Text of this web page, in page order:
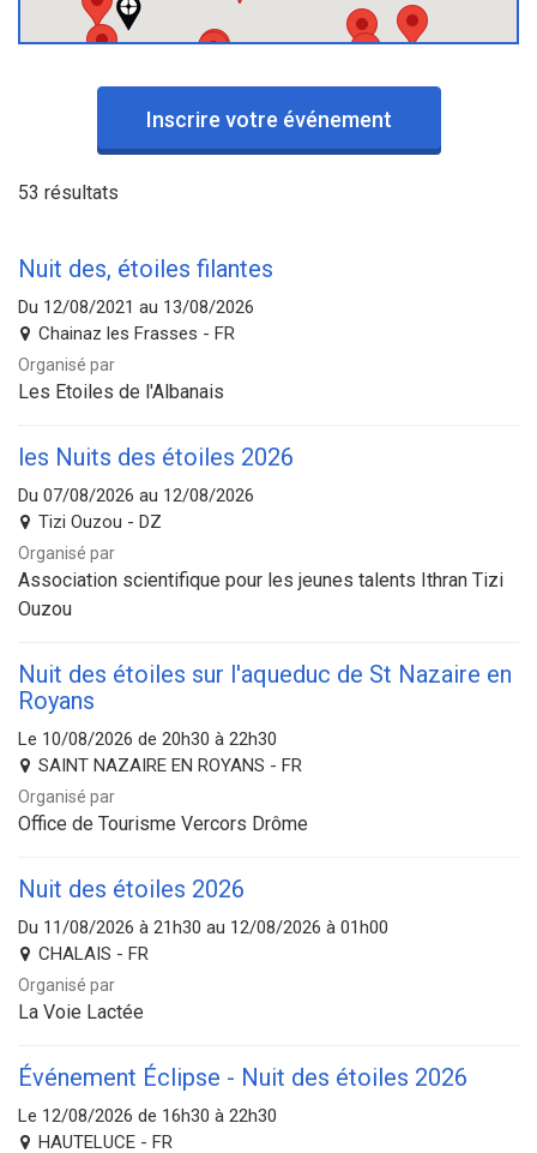
Inscrire votre événement
53 résultats
Nuit des, étoiles filantes
Du 12/08/2021 au 13/08/2026
Chainaz les Frasses - FR
Organisé par
Les Etoiles de l'Albanais
les Nuits des étoiles 2026
Du 07/08/2026 au 12/08/2026
Tizi Ouzou - DZ
Organisé par
Association scientifique pour les jeunes talents Ithran Tizi
Ouzou
Nuit des étoiles sur l'aqueduc de St Nazaire en
Royans
Le 10/08/2026 de 20h30 à 22h30
SAINT NAZAIRE EN ROYANS - FR
Organisé par
Office de Tourisme Vercors Drôme
Nuit des étoiles 2026
Du 11/08/2026 à 21h30 au 12/08/2026 à 01h00
CHALAIS - FR
Organisé par
La Voie Lactée
Événement Éclipse - Nuit des étoiles 2026
Le 12/08/2026 de 16h30 à 22h30
HAUTELUCE - FR